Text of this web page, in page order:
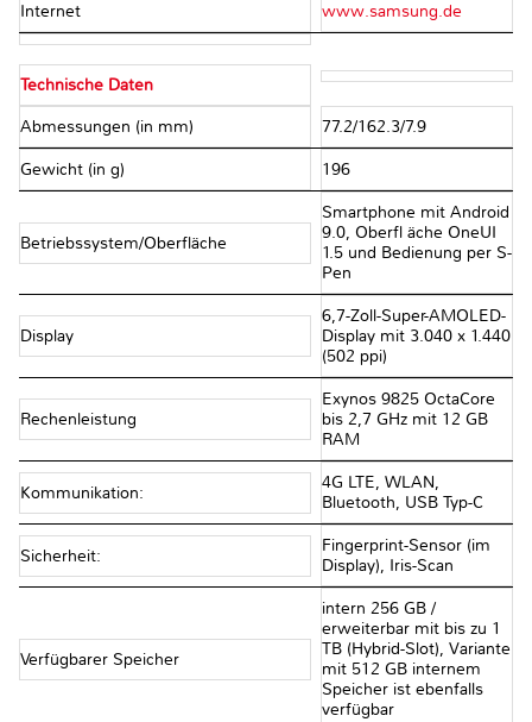
Internet www.samsung.de
Technische Daten
Abmessungen (in mm) 77.2/162.3/7.9
Gewicht (in g) 196
Betriebssystem/Oberfläche
Smartphone mit Android
9.0, Oberfl äche OneUI
1.5 und Bedienung per S-
Pen
Display
6,7-Zoll-Super-AMOLED-
Display mit 3.040 x 1.440
(502 ppi)
Rechenleistung
Exynos 9825 OctaCore
bis 2,7 GHz mit 12 GB
RAM
Kommunikation:
4G LTE, WLAN,
Bluetooth, USB Typ-C
Sicherheit:
Fingerprint-Sensor (im
Display), Iris-Scan
Verfügbarer Speicher
intern 256 GB /
erweiterbar mit bis zu 1
TB (Hybrid-Slot), Variante
mit 512 GB internem
Speicher ist ebenfalls
verfügbar